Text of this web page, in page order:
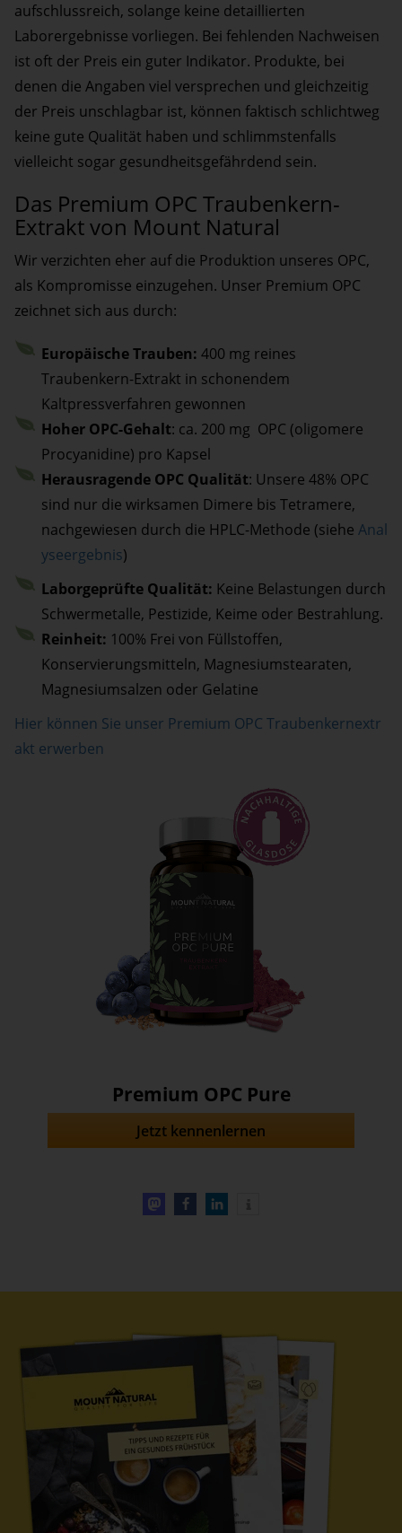
aufschlussreich, solange keine detaillierten
Laborergebnisse vorliegen. Bei fehlenden Nachweisen
ist oft der Preis ein guter Indikator. Produkte, bei
denen die Angaben viel versprechen und gleichzeitig
der Preis unschlagbar ist, können faktisch schlichtweg
keine gute Qualität haben und schlimmstenfalls
vielleicht sogar gesundheitsgefährdend sein.
Das Premium OPC Traubenkern-
Extrakt von Mount Natural
Wir verzichten eher auf die Produktion unseres OPC,
als Kompromisse einzugehen. Unser Premium OPC
zeichnet sich aus durch:
Europäische Trauben: 400 mg reines
Traubenkern-Extrakt in schonendem
Kaltpressverfahren gewonnen
Hoher OPC-Gehalt: ca. 200 mg OPC (oligomere
Procyanidine) pro Kapsel
Herausragende OPC Qualität: Unsere 48% OPC
sind nur die wirksamen Dimere bis Tetramere,
nachgewiesen durch die HPLC-Methode (siehe Anal
yseergebnis)
Laborgeprüfte Qualität: Keine Belastungen durch
Schwermetalle, Pestizide, Keime oder Bestrahlung.
Reinheit: 100% Frei von Füllstoffen,
Konservierungsmitteln, Magnesiumstearaten,
Magnesiumsalzen oder Gelatine
Hier können Sie unser Premium OPC Traubenkernextr
akt erwerben
Premium OPC Pure
Jetzt kennenlernen